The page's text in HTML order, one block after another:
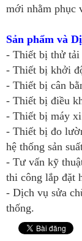
mới nhằm phục
Sản phẩm và
- Thiết bị thử tải
- Thiết bị khởi
- Thiết bị cân
- Thiết bị điều
- Thiết bị máy
- Thiết bị đo
hệ thống sản
- Tư vấn kỹ
thi công lắp đặt
- Dịch vụ sửa
thống.